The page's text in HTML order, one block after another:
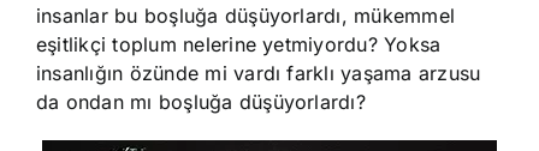
insanlar bu boşluğa düşüyorlardı, mükemmel
eşitlikçi toplum nelerine yetmiyordu? Yoksa
insanlığın özünde mi vardı farklı yaşama arzusu
da ondan mı boşluğa düşüyorlardı?